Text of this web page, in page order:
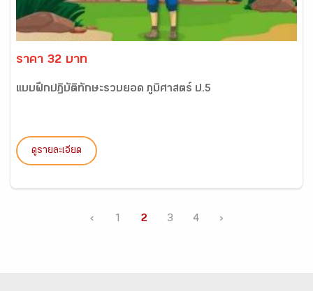
ราคา 32 บาท
แบบฝึกปฏิบัติทักษะรวบยอด ภูมิศาสตร์ ป.5
ดูรายละเอียด
‹ 1 2 3 4 ›